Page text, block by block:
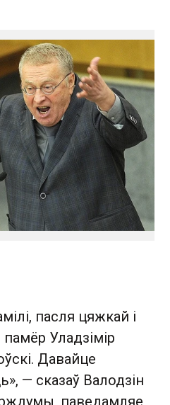
пасля цяжкай і
Уладзімір
Давайце
— сказаў Валодзін
паведамляе